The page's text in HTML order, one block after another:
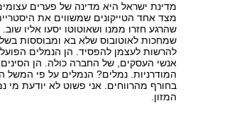
מדינת ישראל היא מדינה של פערים
מצד אחד הטייקונים שמשווים את
שהרגע חזרו ממנו ושאוטוטו יסעו אליו
שמחכות לאוטובוס שלא בא ומבוססות
להרשות לעצמן להפסיד. הן הנמלים
אנשי העסקים, של החברה כולה. הן
המודרניות. נמלים? הנמלים על פי המשל
בחורף מהרווחים. אני פשוט לא יודעת
המזון.